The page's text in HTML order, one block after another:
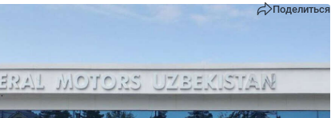
Поделиться